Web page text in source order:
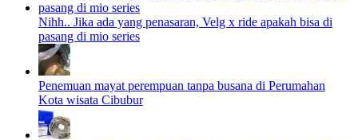
Nihh.. Jika ada yang penasaran, Velg x ride apakah bisa di
pasang di mio series
Penemuan mayat perempuan tanpa busana di Perumahan
Kota wisata Cibubur